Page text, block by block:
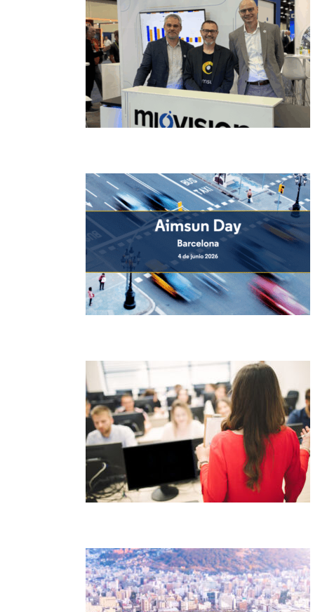
Aimsun conquista certificação ISO 27001
global
Aimsun e Miovision anunciam parceria
técnica
Aimsun Day Barcelona 2026 reúne usuários e
especialistas
Cursos oficiais Aimsun Next atendem
diferentes níveis técnicos